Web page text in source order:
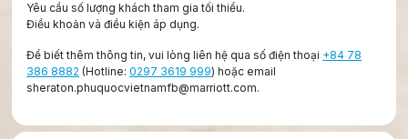
Yêu cầu số lượng khách tham gia tối thiểu.
Điều khoản và điều kiện áp dụng.
Để biết thêm thông tin, vui lòng liên hệ qua số điện thoại +84 78
386 8882 (Hotline:0297 3619 999) hoặc email
sheraton.phuquocvietnamfb@marriott.com.